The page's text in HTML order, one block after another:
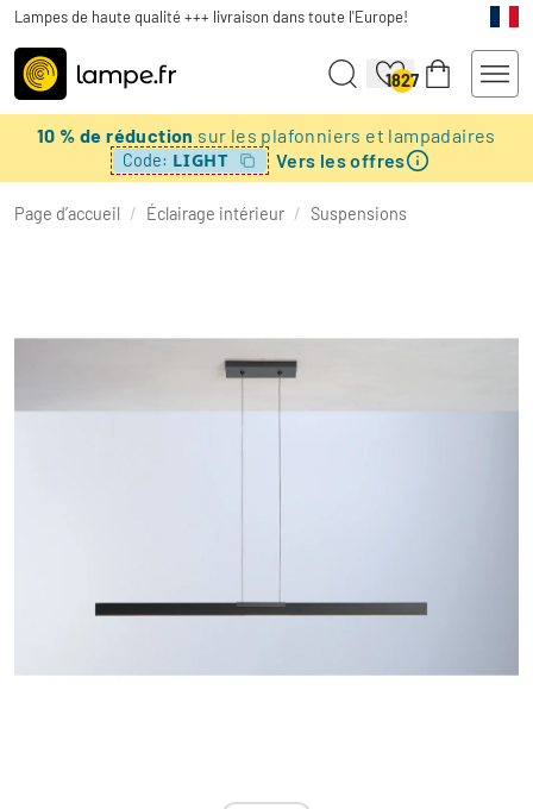
Lampes de haute qualité +++ livraison dans toute l'Europe!
1827
10 % de réduction sur les plafonniers et lampadaires
Code: LIGHT Vers les offres
Page d’accueil / Éclairage intérieur / Suspensions